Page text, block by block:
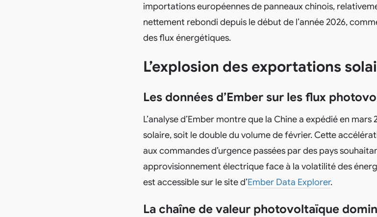
importations européennes de panneaux chinois,
nettement rebondi depuis le début de l’année 2026,
des flux énergétiques.
L’explosion des exportations
Les données d’Ember sur les flux
L’analyse d’Ember montre que la Chine a expédié en
solaire, soit le double du volume de février. Cette
aux commandes d’urgence passées par des pays
approvisionnement électrique face à la volatilité des
est accessible sur le site d’Ember Data Explorer.
La chaîne de valeur photovoltaïque